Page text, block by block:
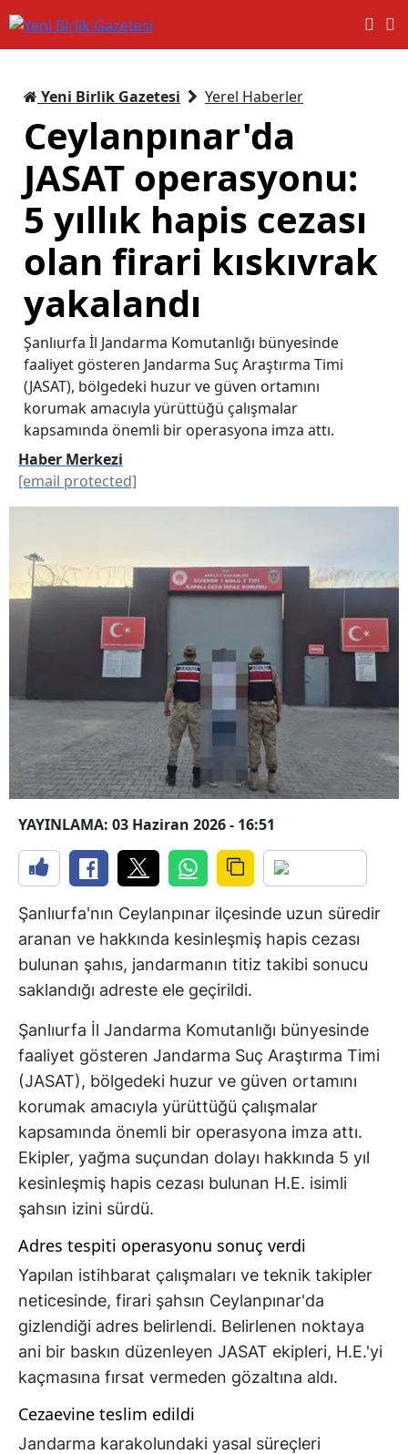
Yeni Birlik Gazetesi Yerel Haberler
Ceylanpınar'da
JASAT operasyonu:
5 yıllık hapis cezası
olan firari kıskıvrak
yakalandı
Şanlıurfa İl Jandarma Komutanlığı bünyesinde
faaliyet gösteren Jandarma Suç Araştırma Timi
(JASAT), bölgedeki huzur ve güven ortamını
korumak amacıyla yürüttüğü çalışmalar
kapsamında önemli bir operasyona imza attı.
Haber Merkezi
[email protected]
YAYINLAMA: 03 Haziran 2026 - 16:51
Şanlıurfa'nın Ceylanpınar ilçesinde uzun süredir
aranan ve hakkında kesinleşmiş hapis cezası
bulunan şahıs, jandarmanın titiz takibi sonucu
saklandığı adreste ele geçirildi.
Şanlıurfa İl Jandarma Komutanlığı bünyesinde
faaliyet gösteren Jandarma Suç Araştırma Timi
(JASAT), bölgedeki huzur ve güven ortamını
korumak amacıyla yürüttüğü çalışmalar
kapsamında önemli bir operasyona imza attı.
Ekipler, yağma suçundan dolayı hakkında 5 yıl
kesinleşmiş hapis cezası bulunan H.E. isimli
şahsın izini sürdü.
Adres tespiti operasyonu sonuç verdi
Yapılan istihbarat çalışmaları ve teknik takipler
neticesinde, firari şahsın Ceylanpınar'da
gizlendiği adres belirlendi. Belirlenen noktaya
ani bir baskın düzenleyen JASAT ekipleri, H.E.'yi
kaçmasına fırsat vermeden gözaltına aldı.
Cezaevine teslim edildi
Jandarma karakolundaki yasal süreçleri